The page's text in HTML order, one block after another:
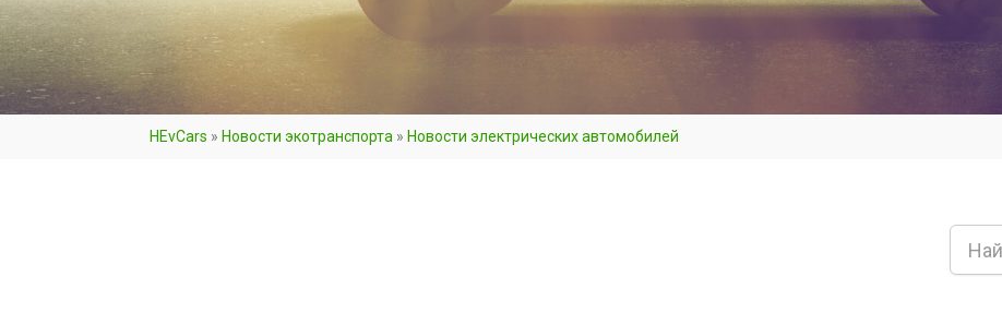
HEvCars » Новости экотранспорта » Новости электрических автомобилей